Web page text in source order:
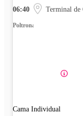
06:40 Terminal de
Poltrona
Cama Individual